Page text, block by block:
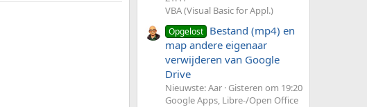
VBA (Visual Basic for Appl.)
Opgelost Bestand (mp4) en
map andere eigenaar
verwijderen van Google
Drive
Nieuwste: Aar Gisteren om 19:20
Google Apps, Libre-/Open Office